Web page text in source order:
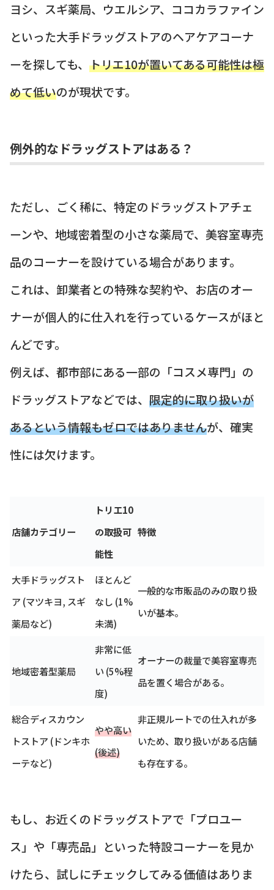
ヨシ、スギ薬局、ウエルシア、ココカラファイン
といった大手ドラッグストアのヘアケアコーナ
ーを探しても、 トリエ10が置いてある可能性は極
めて低いのが現状です。
例外的なドラッグストアはある？
ただし、ごく稀に、特定のドラッグストアチェ
ーンや、地域密着型の小さな薬局で、美容室専売
品のコーナーを設けている場合があります。
これは、卸業者との特殊な契約や、お店のオー
ナーが個人的に仕入れを行っているケースがほと
んどです。
例えば、都市部にある一部の「コスメ専門」の
ドラッグストアなどでは、 限定的に取り扱いが
あるという情報もゼロではありませんが、確実
性には欠けます。
店舗カテゴリー
トリエ10
の取扱可
能性
特徴
大手ドラッグスト
ア (マツキヨ, スギ
薬局など)
ほとんど
なし (1%
未満)
一般的な市販品のみの取り扱
いが基本。
地域密着型薬局
非常に低
い (5%程
度)
オーナーの裁量で美容室専売
品を置く場合がある。
総合ディスカウン
トストア (ドンキホ
ーテなど)
やや高い
(後述)
非正規ルートでの仕入れが多
いため、取り扱いがある店舗
も存在する。
もし、お近くのドラッグストアで「プロユー
ス」や「専売品」といった特設コーナーを見か
けたら、試しにチェックしてみる価値はありま